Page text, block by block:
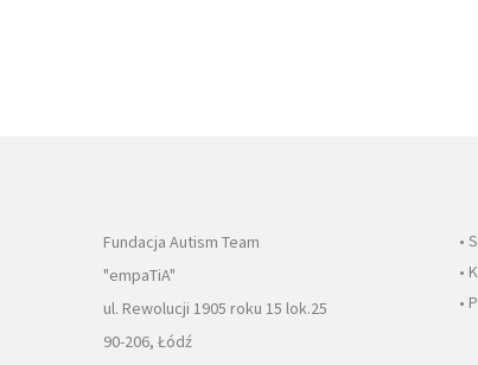
Fundacja Autism Team
"empaTiA"
ul. Rewolucji 1905 roku 15 lok.25
90-206, Łódź
•
•
•